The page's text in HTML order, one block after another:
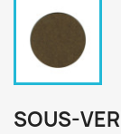
SOUS-